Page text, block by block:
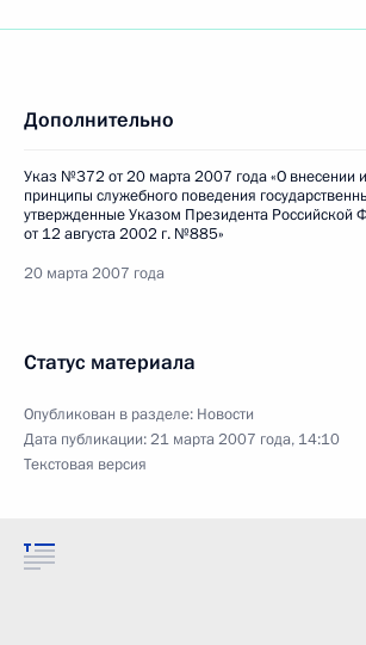
Дополнительно
Указ №372 от 20 марта 2007 года «О внесении
принципы служебного поведения
утвержденные Указом Президента Российской
от 12 августа 2002 г. №885»
20 марта 2007 года
Статус материала
Опубликован в разделе: Новости
Дата публикации:21 марта 2007 года, 14:10
Текстовая версия